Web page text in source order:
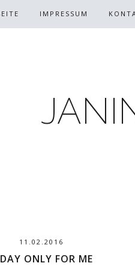
IMPRESSUM
11.02.2016
ONLY FOR ME